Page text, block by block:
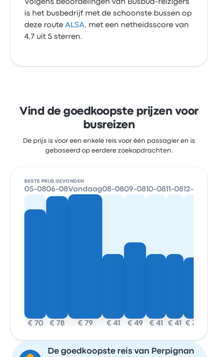
Volgens beoordelingen van Busbud-reizigers
is het busbedrijf met de schoonste bussen op
deze routeALSA, met een netheidsscore van
4.7 uit 5 sterren.
Vind de goedkoopste prijzen voor
busreizen
De prijs is voor een enkele reis voor één passagier en is
gebaseerd op eerdere zoekopdrachten.
BESTE PRIJS GEVONDEN
05-08
€ 70
06-08
€ 78
Vandaag
€ 79
08-08
€ 41
09-08
€ 49
10-08
€ 41
11-08
€ 41
12-08
€ 39
De goedkoopste reis van Perpignan